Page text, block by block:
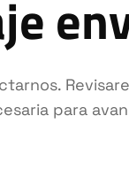
para